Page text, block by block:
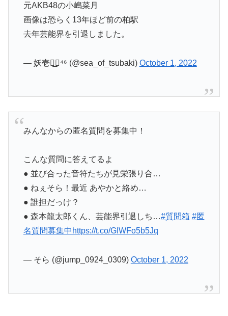
元AKB48の小嶋菜月
画像は恐らく13年ほど前の柏駅
去年芸能界を引退しました。
— 妖壱◢͟￨⁴⁶ (@sea_of_tsubaki) October 1, 2022
みんなからの匿名質問を募集中！
こんな質問に答えてるよ
● 並び合った音符たちが見栄張り合…
● ねぇそら！最近 あやかと絡め…
● 誰担だっけ？
● 森本龍太郎くん、芸能界引退しち…#質問箱 #匿
名質問募集中 https://t.co/GIWFo5b5Jq
— そら (@jump_0924_0309) October 1, 2022